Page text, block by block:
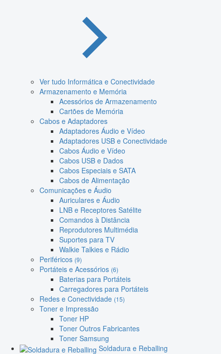
Ver tudo Informática e Conectividade
Armazenamento e Memória
Acessórios de Armazenamento
Cartões de Memória
Cabos e Adaptadores
Adaptadores Áudio e Vídeo
Adaptadores USB e Conectividade
Cabos Áudio e Vídeo
Cabos USB e Dados
Cabos Especiais e SATA
Cabos de Alimentação
Comunicações e Áudio
Auriculares e Áudio
LNB e Receptores Satélite
Comandos à Distância
Reprodutores Multimédia
Suportes para TV
Walkie Talkies e Rádio
Periféricos (9)
Portáteis e Acessórios (6)
Baterias para Portáteis
Carregadores para Portáteis
Redes e Conectividade (15)
Toner e Impressão
Toner HP
Toner Outros Fabricantes
Toner Samsung
Soldadura e Reballing